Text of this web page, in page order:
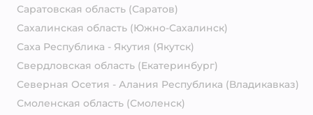
Саратовская область (Саратов)
Сахалинская область (Южно-Сахалинск)
Саха Республика - Якутия (Якутск)
Свердловская область (Екатеринбург)
Северная Осетия - Алания Республика (Владикавказ)
Смоленская область (Смоленск)